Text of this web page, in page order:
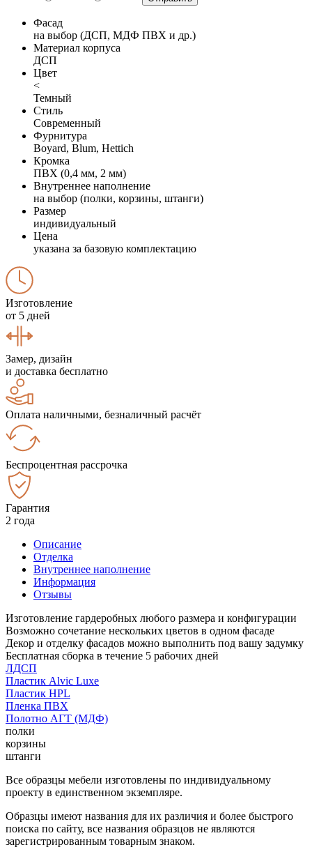
Фасад
на выбор (ДСП, МДФ ПВХ и др.)
Материал корпуса
ДСП
Цвет
<
Темный
Стиль
Современный
Фурнитура
Boyard, Blum, Hettich
Кромка
ПВХ (0,4 мм, 2 мм)
Внутреннее наполнение
на выбор (полки, корзины, штанги)
Размер
индивидуальный
Цена
указана за базовую комплектацию
Изготовление
от 5 дней
Замер, дизайн
и доставка бесплатно
Оплата наличными, безналичный расчёт
Беспроцентная рассрочка
Гарантия
2 года
Описание
Отделка
Внутреннее наполнение
Информация
Отзывы
Изготовление гардеробных любого размера и конфигурации
Возможно сочетание нескольких цветов в одном фасаде
Декор и отделку фасадов можно выполнить под вашу задумку
Бесплатная сборка в течение 5 рабочих дней
ЛДСП
Пластик Alvic Luxe
Пластик HPL
Пленка ПВХ
Полотно АГТ (МДФ)
полки
корзины
штанги
Все образцы мебели изготовлены по индивидуальному
проекту в единственном экземпляре.
Образцы имеют названия для их различия и более быстрого
поиска по сайту, все названия образцов не являются
зарегистрированным товарным знаком.